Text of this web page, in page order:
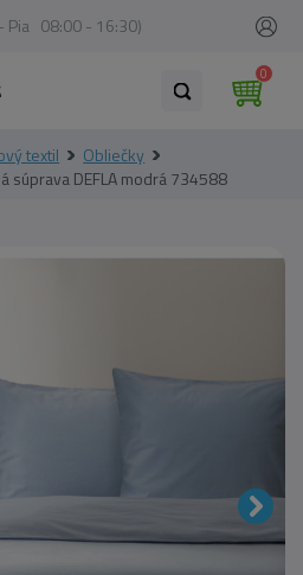
Pia 08:00 - 16:30)
0
textil
Obliečky
súprava DEFLA modrá 734588